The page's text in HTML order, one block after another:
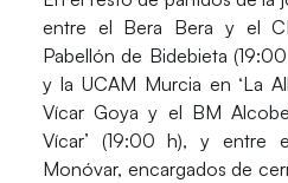
entre el Bera Bera y el
Pabellón de Bidebieta
y la UCAM Murcia en ‘La
Vícar Goya y el BM
Vícar’ (19:00 h), y
Monóvar, encargados de